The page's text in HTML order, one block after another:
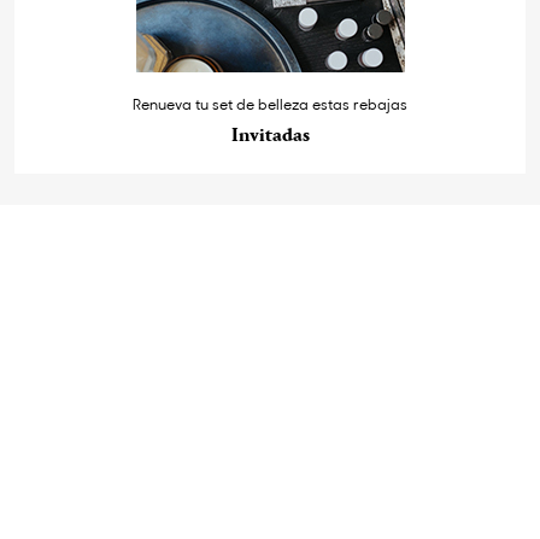
Renueva tu set de belleza estas rebajas
Invitadas